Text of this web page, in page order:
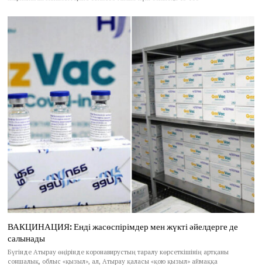
ВАКЦИНАЦИЯ: Енді жасөспірімдер мен жүкті әйелдерге де
салынады
Бүгінде Атырау өңірінде коронавирустың таралу көрсеткішінің артқаны
соншалық, облыс «қызыл», ал, Атырау қаласы «қою қызыл» аймаққа